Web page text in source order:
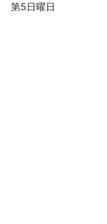
第5日曜日